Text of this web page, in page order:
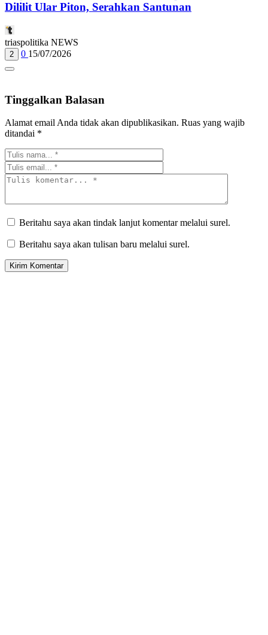
Dililit Ular Piton, Serahkan Santunan
triaspolitika NEWS
2 0 15/07/2026
Tinggalkan Balasan
Alamat email Anda tidak akan dipublikasikan. Ruas yang wajib
ditandai *
Beritahu saya akan tindak lanjut komentar melalui surel.
Beritahu saya akan tulisan baru melalui surel.